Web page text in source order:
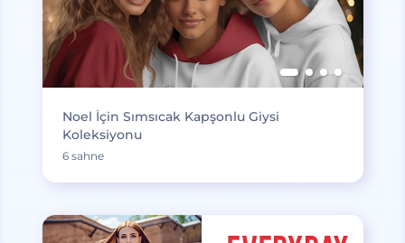
Noel İçin Sımsıcak Kapşonlu Giysi
Koleksiyonu
6 sahne